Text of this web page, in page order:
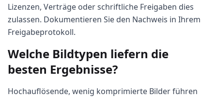
Lizenzen, Verträge oder schriftliche Freigaben dies
zulassen. Dokumentieren Sie den Nachweis in Ihrem
Freigabeprotokoll.
Welche Bildtypen liefern die
besten Ergebnisse?
Hochauflösende, wenig komprimierte Bilder führen